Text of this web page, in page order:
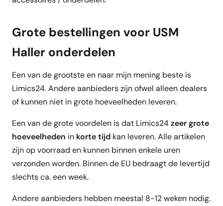
Grote bestellingen voor USM
Haller onderdelen
Een van de grootste en naar mijn mening beste is
Limics24. Andere aanbieders zijn ofwel alleen dealers
of kunnen niet in grote hoeveelheden leveren.
Een van de grote voordelen is dat Limics24zeer grote
hoeveelheden in korte tijd kan leveren. Alle artikelen
zijn op voorraad en kunnen binnen enkele uren
verzonden worden. Binnen de EU bedraagt de levertijd
slechts ca. een week.
Andere aanbieders hebben meestal 8-12 weken nodig.